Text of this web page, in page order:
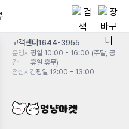
고객센터1644-3955
운영시
간
평일 10:00 - 16:00 (주말, 공
휴일 휴무)
점심시간평일 12:00 - 13:00